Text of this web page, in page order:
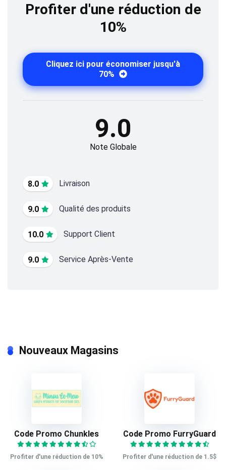
Profiter d'une réduction de
10%
Cliquez ici pour économiser jusqu'à
70%
8.0 Livraison
9.0 Qualité des produits
10.0 Support Client
9.0 Service Après-Vente
9.0
Note Globale
Nouveaux Magasins
Code Promo Chunkles
Profiter d'une réduction de 10%
Code Promo FurryGuard
Profiter d'une réduction de 1.5$